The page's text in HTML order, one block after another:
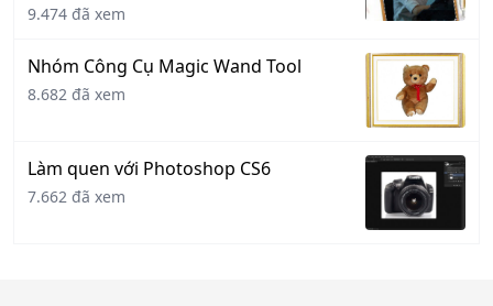
9.474 đã xem
Nhóm Công Cụ Magic Wand Tool
8.682 đã xem
Làm quen với Photoshop CS6
7.662 đã xem